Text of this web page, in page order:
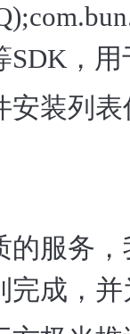
，
安装列
的服务
完成，